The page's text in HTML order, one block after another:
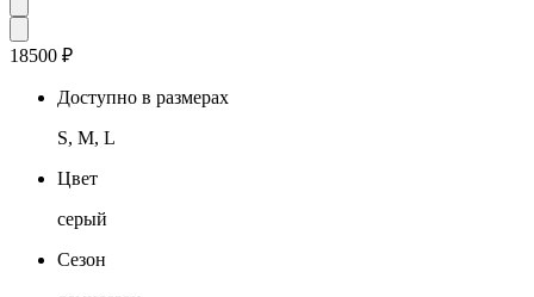
18500 ₽
Доступно в размерах
S, M, L
Цвет
серый
Сезон